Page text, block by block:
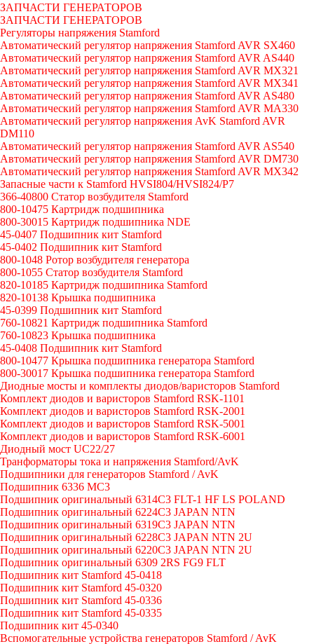
ЗАПЧАСТИ ГЕНЕРАТОРОВ
ЗАПЧАСТИ ГЕНЕРАТОРОВ
Регуляторы напряжения Stamford
Автоматический регулятор напряжения Stamford AVR SX460
Автоматический регулятор напряжения Stamford AVR AS440
Автоматический регулятор напряжения Stamford AVR MX321
Автоматический регулятор напряжения Stamford AVR MX341
Автоматический регулятор напряжения Stamford AVR AS480
Автоматический регулятор напряжения Stamford AVR MA330
Автоматический регулятор напряжения AvK Stamford AVR
DM110
Автоматический регулятор напряжения Stamford AVR AS540
Автоматический регулятор напряжения Stamford AVR DM730
Автоматический регулятор напряжения Stamford AVR MX342
Запасные части к Stamford HVSI804/HVSI824/P7
366-40800 Статор возбудителя Stamford
800-10475 Картридж подшипника
800-30015 Картридж подшипника NDE
45-0407 Подшипник кит Stamford
45-0402 Подшипник кит Stamford
800-1048 Ротор возбудителя генератора
800-1055 Статор возбудителя Stamford
820-10185 Картридж подшипника Stamford
820-10138 Крышка подшипника
45-0399 Подшипник кит Stamford
760-10821 Картридж подшипника Stamford
760-10823 Крышка подшипника
45-0408 Подшипник кит Stamford
800-10477 Крышка подшипника генератора Stamford
800-30017 Крышка подшипника генератора Stamford
Диодные мосты и комплекты диодов/варисторов Stamford
Комплект диодов и варисторов Stamford RSK-1101
Комплект диодов и варисторов Stamford RSK-2001
Комплект диодов и варисторов Stamford RSK-5001
Комплект диодов и варисторов Stamford RSK-6001
Диодный мост UC22/27
Транформаторы тока и напряжения Stamford/AvK
Подшипники для генераторов Stamford / AvK
Подшипник 6336 МС3
Подшипник оригинальный 6314C3 FLT-1 HF LS POLAND
Подшипник оригинальный 6224С3 JAPAN NTN
Подшипник оригинальный 6319C3 JAPAN NTN
Подшипник оригинальный 6228C3 JAPAN NTN 2U
Подшипник оригинальный 6220C3 JAPAN NTN 2U
Подшипник оригинальный 6309 2RS FG9 FLT
Подшипник кит Stamford 45-0418
Подшипник кит Stamford 45-0320
Подшипник кит Stamford 45-0336
Подшипник кит Stamford 45-0335
Подшипник кит 45-0340
Вспомогательные устройства генераторов Stamford / AvK